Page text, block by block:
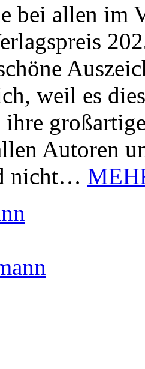
bei allen im
weil es
Autoren
nicht…